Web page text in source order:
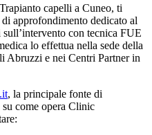
capelli a Cuneo, ti
approfondimento dedicato al
con tecnica FUE
lo effettua nella sede della
Abruzzi e nei Centri Partner in
, la principale fonte di
come opera Clinic